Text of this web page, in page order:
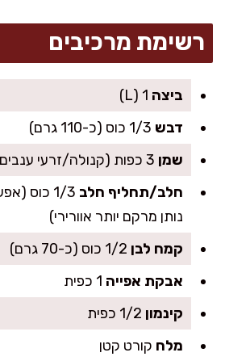
רשימת מרכיבים
ביצה
דבש
שמן
חלב/תחליף חלב
1/3 כוס
נותן מרקם יותר אוורירי)
קמח לבן
אבקת אפייה
קינמון
מלח קורט קטן